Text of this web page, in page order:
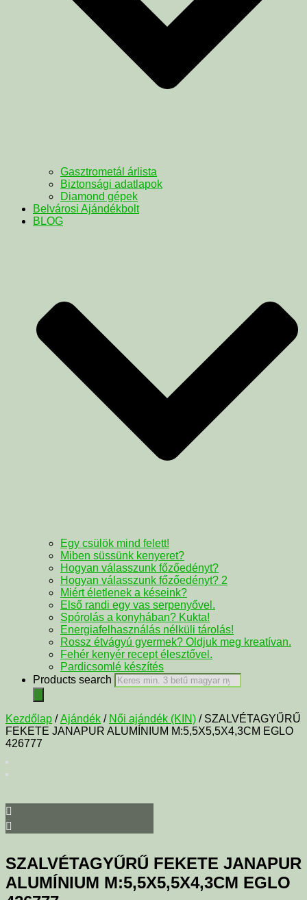
Gasztrometál árlista
Biztonsági adatlapok
Diamond gépek
Belvárosi Ajándékbolt
BLOG
Egy csülök mind felett!
Miben süssünk kenyeret?
Hogyan válasszunk főzőedényt?
Hogyan válasszunk főzőedényt? 2
Miért életlenek a késeink?
Első randi egy vas serpenyővel.
Spórolás a konyhában? Kukta!
Energiafelhasználás nélküli tárolás!
Rossz étvágyú gyermek? Oldjuk meg kreatívan.
Fehér kenyér recept élesztővel.
Pardicsomlé készítés
Products search
Kezdőlap /Ajándék / Női ajándék (KIN) / SZALVÉTAGYŰRŰ
FEKETE JANAPUR ALUMÍNIUM M:5,5X5,5X4,3CM EGLO
426777
SZALVÉTAGYŰRŰ FEKETE JANAPUR
ALUMÍNIUM M:5,5X5,5X4,3CM EGLO